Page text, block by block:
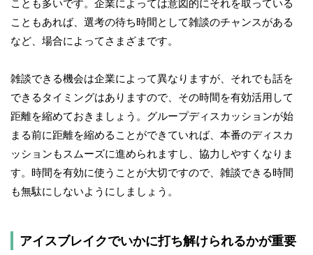
ことも多いです。企業によっては意図的にそれを取っている
こともあれば、選考の待ち時間として雑談のチャンスがある
など、場合によってさまざまです。
雑談できる機会は企業によって異なりますが、それでも話を
できるタイミングはありますので、その時間を有効活用して
距離を縮めておきましょう。グループディスカッションが始
まる前に距離を縮めることができていれば、本番のディスカ
ッションもスムーズに進められますし、協力しやすくなりま
す。時間を有効に使うことが大切ですので、雑談できる時間
も無駄にしないようにしましょう。
アイスブレイクでいかに打ち解けられるかが重要